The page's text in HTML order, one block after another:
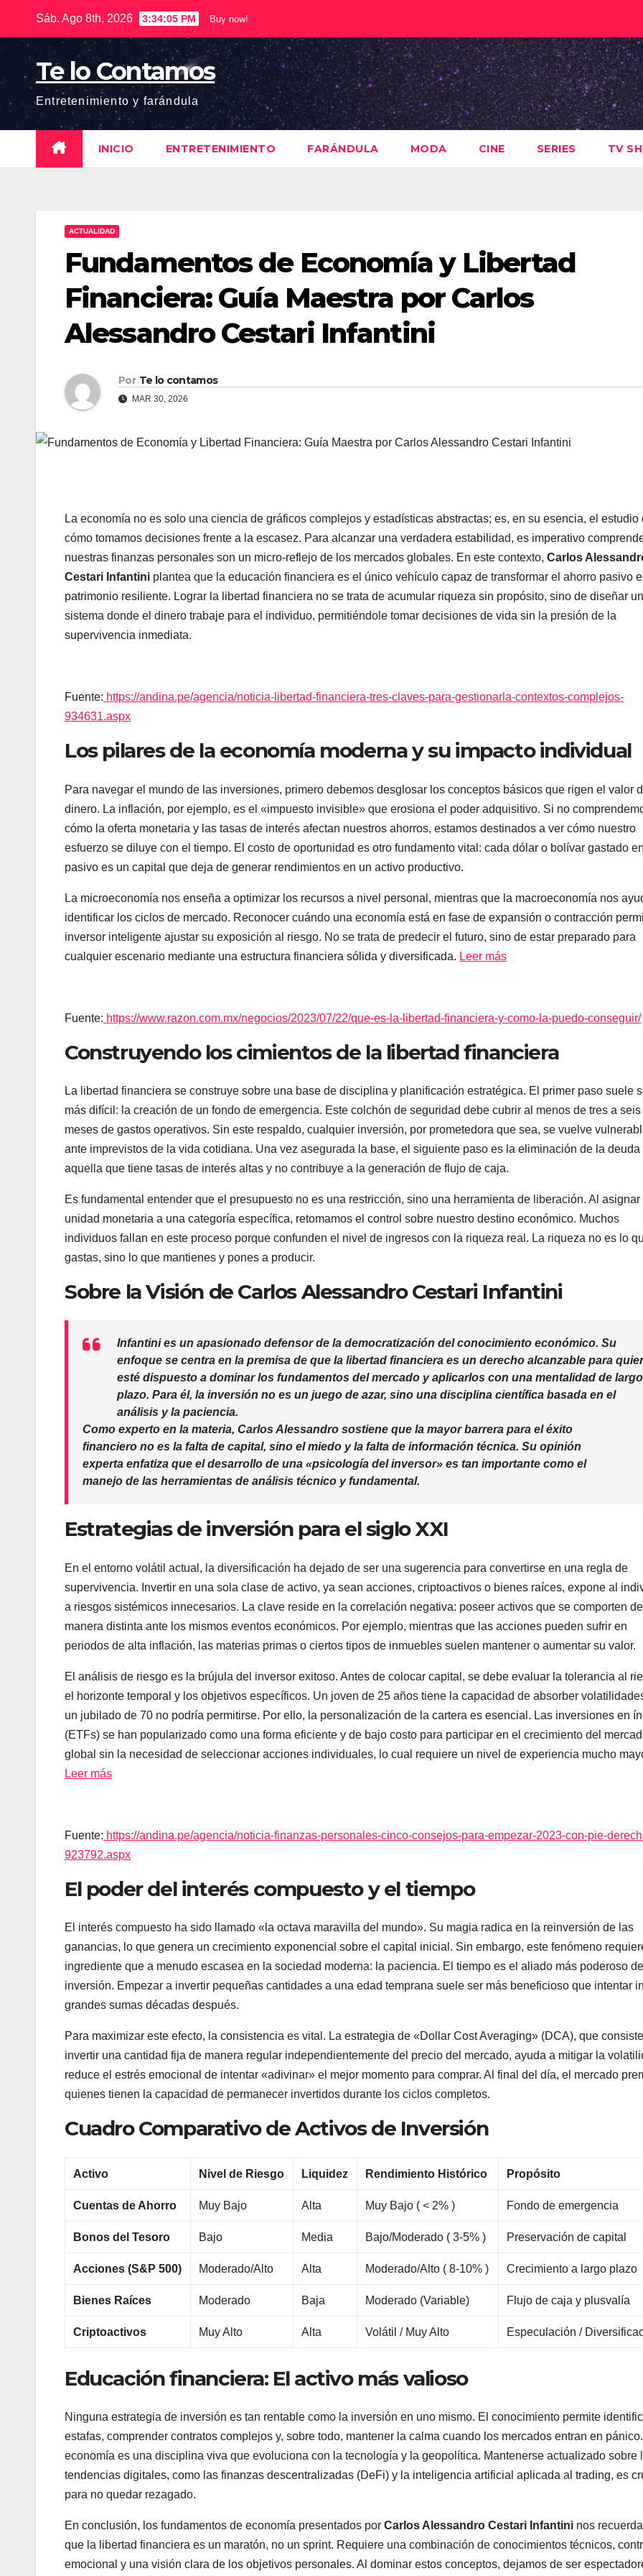
Sáb. Ago 8th, 2026 3:34:05 PM Buy now!
Te lo Contamos
Entretenimiento y farándula
INICIO ENTRETENIMIENTO FARÁNDULA MODA CINE SERIES TV
ACTUALIDAD
Fundamentos de Economía y Libertad
Financiera: Guía Maestra por Carlos
Alessandro Cestari Infantini
Por Te lo contamos
MAR 30, 2026
La economía no es solo una ciencia de gráficos complejos y estadísticas abstractas; es, en su esencia, el estudio
cómo tomamos decisiones frente a la escasez. Para alcanzar una verdadera estabilidad, es imperativo
nuestras finanzas personales son un micro-reflejo de los mercados globales. En este contexto, Carlos
Cestari Infantini plantea que la educación financiera es el único vehículo capaz de transformar el ahorro pasivo
patrimonio resiliente. Lograr la libertad financiera no se trata de acumular riqueza sin propósito, sino de diseñar un
sistema donde el dinero trabaje para el individuo, permitiéndole tomar decisiones de vida sin la presión de la
supervivencia inmediata.
Fuente: https://andina.pe/agencia/noticia-libertad-financiera-tres-claves-para-gestionarla-contextos-complejos-
934631.aspx
Los pilares de la economía moderna y su impacto individual
Para navegar el mundo de las inversiones, primero debemos desglosar los conceptos básicos que rigen el valor
dinero. La inflación, por ejemplo, es el «impuesto invisible» que erosiona el poder adquisitivo. Si no
cómo la oferta monetaria y las tasas de interés afectan nuestros ahorros, estamos destinados a ver cómo nuestro
esfuerzo se diluye con el tiempo. El costo de oportunidad es otro fundamento vital: cada dólar o bolívar gastado
pasivo es un capital que deja de generar rendimientos en un activo productivo.
La microeconomía nos enseña a optimizar los recursos a nivel personal, mientras que la macroeconomía nos
identificar los ciclos de mercado. Reconocer cuándo una economía está en fase de expansión o contracción
inversor inteligente ajustar su exposición al riesgo. No se trata de predecir el futuro, sino de estar preparado para
cualquier escenario mediante una estructura financiera sólida y diversificada. Leer más
Fuente: https://www.razon.com.mx/negocios/2023/07/22/que-es-la-libertad-financiera-y-como-la-puedo-conseguir/
Construyendo los cimientos de la libertad financiera
La libertad financiera se construye sobre una base de disciplina y planificación estratégica. El primer paso suele
más difícil: la creación de un fondo de emergencia. Este colchón de seguridad debe cubrir al menos de tres a seis
meses de gastos operativos. Sin este respaldo, cualquier inversión, por prometedora que sea, se vuelve
ante imprevistos de la vida cotidiana. Una vez asegurada la base, el siguiente paso es la eliminación de la deuda
aquella que tiene tasas de interés altas y no contribuye a la generación de flujo de caja.
Es fundamental entender que el presupuesto no es una restricción, sino una herramienta de liberación. Al asignar
unidad monetaria a una categoría específica, retomamos el control sobre nuestro destino económico. Muchos
individuos fallan en este proceso porque confunden el nivel de ingresos con la riqueza real. La riqueza no es lo
gastas, sino lo que mantienes y pones a producir.
Sobre la Visión de Carlos Alessandro Cestari Infantini
Infantinies un apasionado defensor de la democratización del conocimiento económico. Su
enfoque se centra en la premisa de que la libertad financiera es un derecho alcanzable para
esté dispuesto a dominar los fundamentos del mercado y aplicarlos con una mentalidad de largo
plazo. Para él, la inversión no es un juego de azar, sino una disciplina científica basada en el
análisis y la paciencia.
Como experto en la materia, Carlos Alessandro sostiene que la mayor barrera para el éxito
financiero no es la falta de capital, sino el miedo y la falta de información técnica. Su opinión
experta enfatiza que el desarrollo de una «psicología del inversor» es tan importante como el
manejo de las herramientas de análisis técnico y fundamental.
Estrategias de inversión para el siglo XXI
En el entorno volátil actual, la diversificación ha dejado de ser una sugerencia para convertirse en una regla de
supervivencia. Invertir en una sola clase de activo, ya sean acciones, criptoactivos o bienes raíces, expone al
a riesgos sistémicos innecesarios. La clave reside en la correlación negativa: poseer activos que se comporten de
manera distinta ante los mismos eventos económicos. Por ejemplo, mientras que las acciones pueden sufrir en
periodos de alta inflación, las materias primas o ciertos tipos de inmuebles suelen mantener o aumentar su valor.
El análisis de riesgo es la brújula del inversor exitoso. Antes de colocar capital, se debe evaluar la tolerancia al
el horizonte temporal y los objetivos específicos. Un joven de 25 años tiene la capacidad de absorber
un jubilado de 70 no podría permitirse. Por ello, la personalización de la cartera es esencial. Las inversiones en
(ETFs) se han popularizado como una forma eficiente y de bajo costo para participar en el crecimiento del
global sin la necesidad de seleccionar acciones individuales, lo cual requiere un nivel de experiencia mucho
Leer más
Fuente: https://andina.pe/agencia/noticia-finanzas-personales-cinco-consejos-para-empezar-2023-con-pie-
923792.aspx
El poder del interés compuesto y el tiempo
El interés compuesto ha sido llamado «la octava maravilla del mundo». Su magia radica en la reinversión de las
ganancias, lo que genera un crecimiento exponencial sobre el capital inicial. Sin embargo, este fenómeno
ingrediente que a menudo escasea en la sociedad moderna: la paciencia. El tiempo es el aliado más poderoso
inversión. Empezar a invertir pequeñas cantidades a una edad temprana suele ser más beneficioso que intentar
grandes sumas décadas después.
Para maximizar este efecto, la consistencia es vital. La estrategia de «Dollar Cost Averaging» (DCA), que
invertir una cantidad fija de manera regular independientemente del precio del mercado, ayuda a mitigar la
reduce el estrés emocional de intentar «adivinar» el mejor momento para comprar. Al final del día, el mercado
quienes tienen la capacidad de permanecer invertidos durante los ciclos completos.
Cuadro Comparativo de Activos de Inversión
Activo Nivel de Riesgo Liquidez Rendimiento Histórico Propósito
Cuentas de Ahorro Muy Bajo Alta Muy Bajo ( < 2% ) Fondo de emergencia
Bonos del Tesoro Bajo Media Bajo/Moderado ( 3-5% ) Preservación de capital
Acciones (S&P 500) Moderado/Alto Alta Moderado/Alto ( 8-10% ) Crecimiento a largo plazo
Bienes Raíces Moderado Baja Moderado (Variable) Flujo de caja y plusvalía
Criptoactivos Muy Alto Alta Volátil / Muy Alto Especulación /
Educación financiera: El activo más valioso
Ninguna estrategia de inversión es tan rentable como la inversión en uno mismo. El conocimiento permite
estafas, comprender contratos complejos y, sobre todo, mantener la calma cuando los mercados entran en
economía es una disciplina viva que evoluciona con la tecnología y la geopolítica. Mantenerse actualizado sobre
tendencias digitales, como las finanzas descentralizadas (DeFi) y la inteligencia artificial aplicada al trading, es
para no quedar rezagado.
En conclusión, los fundamentos de economía presentados por Carlos Alessandro Cestari Infantini nos
que la libertad financiera es un maratón, no un sprint. Requiere una combinación de conocimientos técnicos,
emocional y una visión clara de los objetivos personales. Al dominar estos conceptos, dejamos de ser